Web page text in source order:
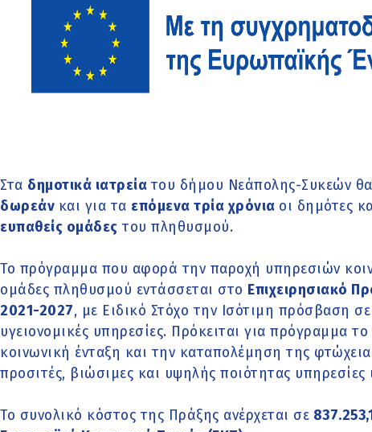
Στα δημοτικά ιατρείατου δήμου Νεάπολης-Συκεών θα
δωρεάν και για τα επόμενα τρία χρόνια οι δημότες
ευπαθείς ομάδες του πληθυσμού.
Το πρόγραμμα που αφορά την παροχή υπηρεσιών
ομάδες πληθυσμού εντάσσεται στο Επιχειρησιακό
2021-2027, με Ειδικό Στόχο την Ισότιμη πρόσβαση σε
υγειονομικές υπηρεσίες. Πρόκειται για πρόγραμμα
κοινωνική ένταξη και την καταπολέμηση της
προσιτές, βιώσιμες και υψηλής ποιότητας υπηρεσίες
Το συνολικό κόστος της Πράξης ανέρχεται σε